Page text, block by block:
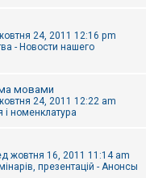
24, 2011 12:16 pm
- Новости нашего
мовами
24, 2011 12:22 am
і номенклатура
жовтня 16, 2011 11:14 am
презентацій - Анонсы